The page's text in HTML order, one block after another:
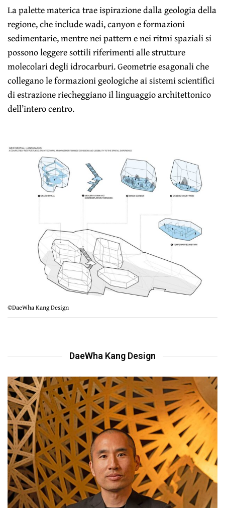
La palette materica trae ispirazione dalla geologia della
regione, che include wadi, canyon e formazioni
sedimentarie, mentre nei pattern e nei ritmi spaziali si
possono leggere sottili riferimenti alle strutture
molecolari degli idrocarburi. Geometrie esagonali che
collegano le formazioni geologiche ai sistemi scientifici
di estrazione riecheggiano il linguaggio architettonico
dell’intero centro.
©DaeWha Kang Design
DaeWha Kang Design